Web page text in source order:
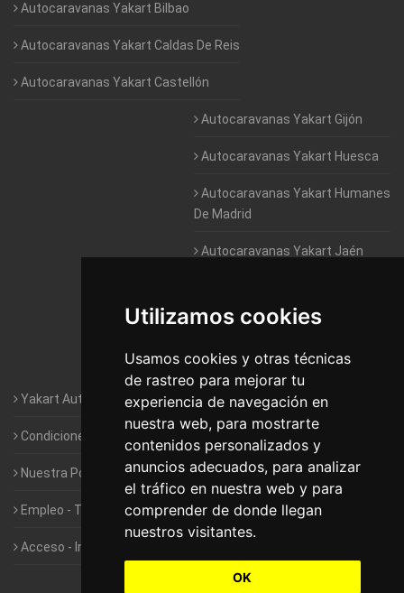
Utilizamos cookies
Usamos cookies y otras técnicas
de rastreo para mejorar tu
experiencia de navegación en
nuestra web, para mostrarte
contenidos personalizados y
anuncios adecuados, para analizar
el tráfico en nuestra web y para
comprender de donde llegan
nuestros visitantes.
OK
Autocaravanas Yakart Bilbao
Autocaravanas Yakart Caldas De Reis
Autocaravanas Yakart Castellón
Autocaravanas Yakart Gijón
Autocaravanas Yakart Huesca
Autocaravanas Yakart Humanes
De Madrid
Autocaravanas Yakart Jaén
Autocaravanas Yakart Valencia
Autocaravanas Yakart Vitoria
Yakart Autocaravanas · La empresa
Condiciones de Alquiler de Yakart
Nuestra Política de Privacidad
Empleo - Trabaja con nosotros
Acceso - Intranet de Franquiciados